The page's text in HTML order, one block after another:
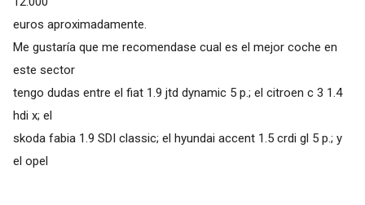
euros aproximadamente.
Me gustaría que me recomendase cual es el mejor coche en
este sector
tengo dudas entre el fiat 1.9 jtd dynamic 5 p.; el citroen c 3 1.4
hdi x; el
skoda fabia 1.9 SDI classic; el hyundai accent 1.5 crdi gl 5 p.; y
el opel